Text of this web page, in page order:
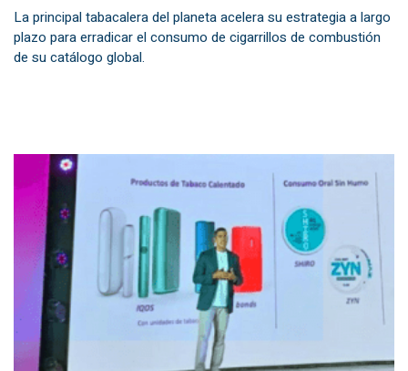
La principal tabacalera del planeta acelera su estrategia a largo
plazo para erradicar el consumo de cigarrillos de combustión
de su catálogo global.